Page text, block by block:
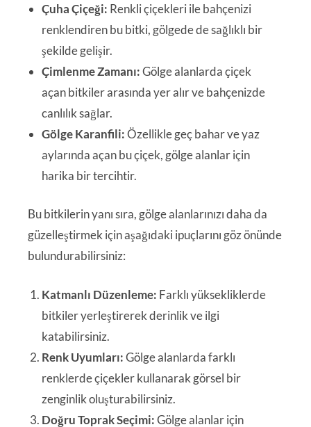
Çuha Çiçeği: Renkli çiçekleri ile bahçenizi
renklendiren bu bitki, gölgede de sağlıklı bir
şekilde gelişir.
Çimlenme Zamanı:Gölge alanlarda çiçek
açan bitkiler arasında yer alır ve bahçenizde
canlılık sağlar.
Gölge Karanfili:Özellikle geç bahar ve yaz
aylarında açan bu çiçek, gölge alanlar için
harika bir tercihtir.
Bu bitkilerin yanı sıra, gölge alanlarınızı daha da
güzelleştirmek için aşağıdaki ipuçlarını göz önünde
bulundurabilirsiniz:
Katmanlı Düzenleme: Farklı yüksekliklerde
bitkiler yerleştirerek derinlik ve ilgi
katabilirsiniz.
Renk Uyumları:Gölge alanlarda farklı
renklerde çiçekler kullanarak görsel bir
zenginlik oluşturabilirsiniz.
Doğru Toprak Seçimi:Gölge alanlar için